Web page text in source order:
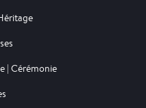
| Cérémonie